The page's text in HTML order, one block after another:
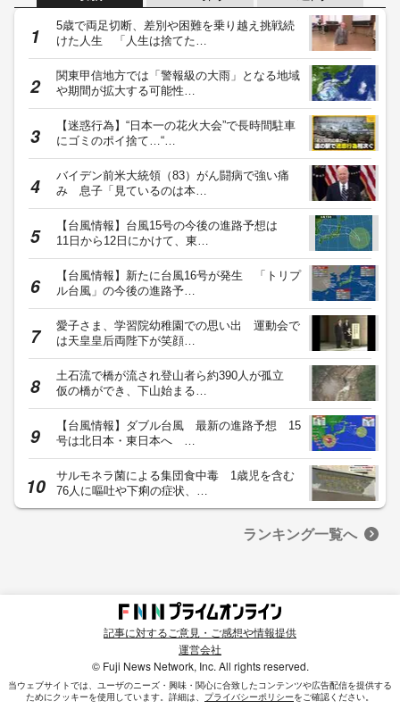
5歳で両足切断、差別や困難を乗り越え挑戦続
けた人生 「人生は捨てた…
関東甲信地方では「警報級の大雨」となる地域
や期間が拡大する可能性…
【迷惑行為】“日本一の花火大会”で長時間駐車
にゴミのポイ捨て…“…
バイデン前米大統領（83）がん闘病で強い痛
み 息子「見ているのは本…
【台風情報】台風15号の今後の進路予想は
11日から12日にかけて、東…
【台風情報】新たに台風16号が発生 「トリプ
ル台風」の今後の進路予…
愛子さま、学習院幼稚園での思い出 運動会で
は天皇皇后両陛下が笑顔…
土石流で橋が流され登山者ら約390人が孤立
仮の橋ができ、下山始まる…
【台風情報】ダブル台風 最新の進路予想 15
号は北日本・東日本へ …
サルモネラ菌による集団食中毒 1歳児を含む
76人に嘔吐や下痢の症状、…
ランキング一覧へ
記事に対するご意見・ご感想や情報提供
運営会社
© Fuji News Network, Inc. All rights reserved.
当ウェブサイトでは、ユーザのニーズ・興味・関⼼に合致したコンテンツや広告配信を提供する
ためにクッキーを使⽤しています。詳細は、 プライバシーポリシーをご確認ください。